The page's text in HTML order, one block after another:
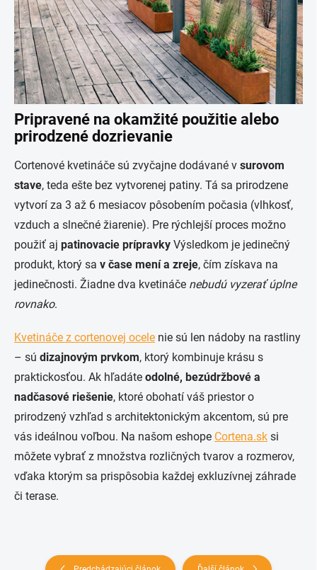
Pripravené na okamžité použitie alebo
prirodzené dozrievanie
Cortenové kvetináče sú zvyčajne dodávané v surovom
stave, teda ešte bez vytvorenej patiny. Tá sa prirodzene
vytvorí za 3 až 6 mesiacov pôsobením počasia (vlhkosť,
vzduch a slnečné žiarenie). Pre rýchlejší proces možno
použiť aj patinovacie prípravky Výsledkom je jedinečný
produkt, ktorý sa v čase mení a zreje, čím získava na
jedinečnosti. Žiadne dva kvetináče nebudú vyzerať úplne
rovnako.
Kvetináče z cortenovej ocele nie sú len nádoby na rastliny
– sú dizajnovým prvkom, ktorý kombinuje krásu s
praktickosťou. Ak hľadáte odolné, bezúdržbové a
nadčasové riešenie, ktoré obohatí váš priestor o
prirodzený vzhľad s architektonickým akcentom, sú pre
vás ideálnou voľbou. Na našom eshope Cortena.sk si
môžete vybrať z množstva rozličných tvarov a rozmerov,
vďaka ktorým sa prispôsobia každej exkluzívnej záhrade
či terase.